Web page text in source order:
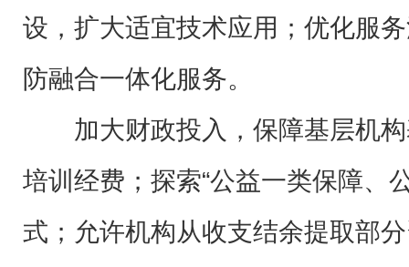
设，扩大适宜技术应用；优化服
防融合一体化服务。
加大财政投入，保障基层机
培训经费；探索“公益一类保障
式；允许机构从收支结余提取部